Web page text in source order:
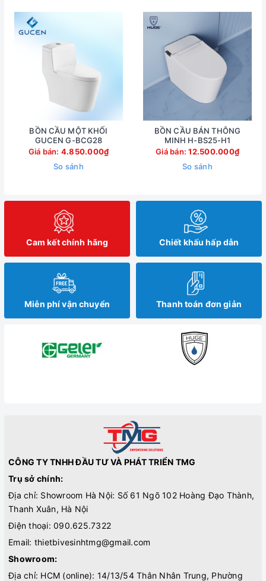
BỒN CẦU MỘT KHỐI
GUCEN G-BCG28
Giá bán: 4.850.000₫
So sánh
BỒN CẦU BÁN THÔNG
MINH H-BS25-H1
Giá bán:12.500.000₫
So sánh
Cam kết chính hãng Chiết khấu hấp dẫn
Miễn phí vận chuyển Thanh toán đơn giản
CÔNG TY TNHH ĐẦU TƯ VÀ PHÁT TRIỂN TMG
Trụ sở chính:
Địa chỉ: Showroom Hà Nội: Số 61 Ngõ 102 Hoàng Đạo Thành,
Thanh Xuân, Hà Nội
Điện thoại: 090.625.7322
Email: thietbivesinhtmg@gmail.com
Showroom:
Địa chỉ: HCM (online): 14/13/54 Thân Nhân Trung, Phường